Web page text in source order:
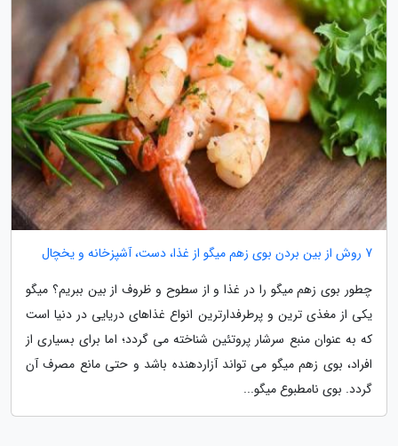
7 روش از بین بردن بوی زهم میگو از غذا، دست، آشپزخانه و یخچال
چطور بوی زهم میگو را در غذا و از سطوح و ظروف از بین ببریم؟ میگو
یکی از مغذی ترین و پرطرفدارترین انواع غذاهای دریایی در دنیا است
که به عنوان منبع سرشار پروتئین شناخته می گردد؛ اما برای بسیاری از
افراد، بوی زهم میگو می تواند آزاردهنده باشد و حتی مانع مصرف آن
گردد. بوی نامطبوع میگو...